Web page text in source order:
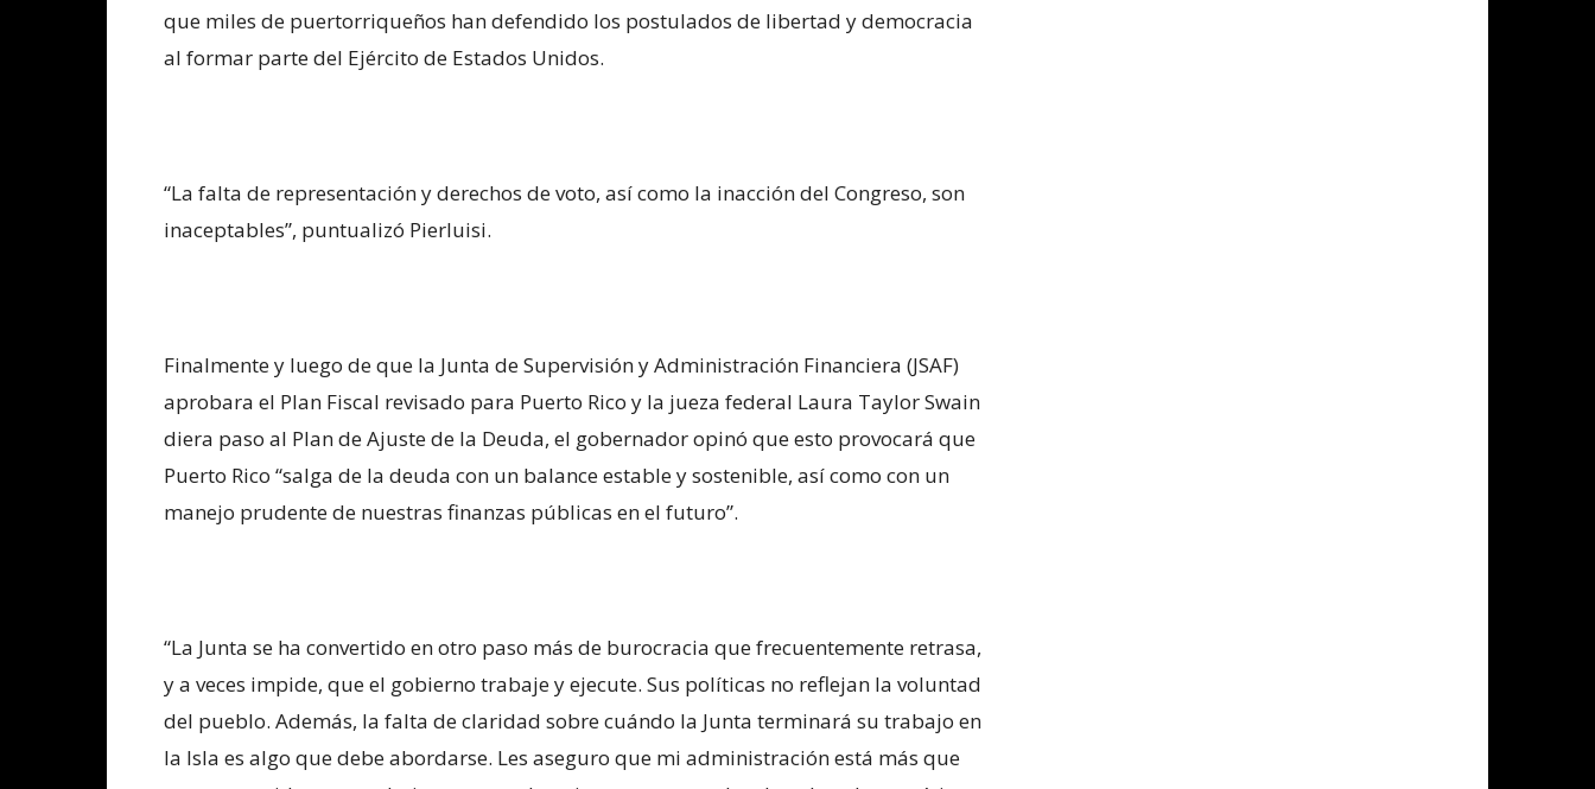
que miles de puertorriqueños han defendido los postulados de libertad y democracia
al formar parte del Ejército de Estados Unidos.
“La falta de representación y derechos de voto, así como la inacción del Congreso, son
inaceptables”, puntualizó Pierluisi.
Finalmente y luego de que la Junta de Supervisión y Administración Financiera (JSAF)
aprobara el Plan Fiscal revisado para Puerto Rico y la jueza federal Laura Taylor Swain
diera paso al Plan de Ajuste de la Deuda, el gobernador opinó que esto provocará que
Puerto Rico “salga de la deuda con un balance estable y sostenible, así como con un
manejo prudente de nuestras finanzas públicas en el futuro”.
“La Junta se ha convertido en otro paso más de burocracia que frecuentemente retrasa,
y a veces impide, que el gobierno trabaje y ejecute. Sus políticas no reflejan la voluntad
del pueblo. Además, la falta de claridad sobre cuándo la Junta terminará su trabajo en
la Isla es algo que debe abordarse. Les aseguro que mi administración está más que